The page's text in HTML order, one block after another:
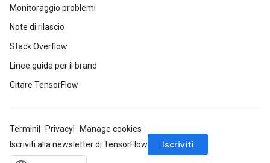
Monitoraggio problemi
Note di rilascio
Stack Overflow
Linee guida per il brand
Citare TensorFlow
Termini Privacy
Manage cookies
Iscriviti alla newsletter di TensorFlow
Iscriviti